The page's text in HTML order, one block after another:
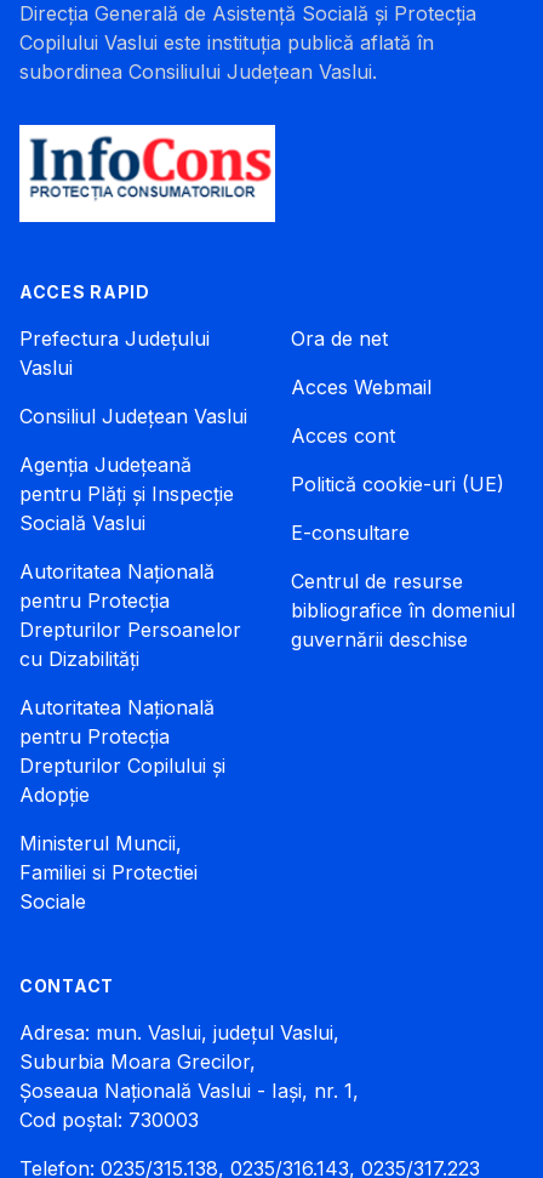
Direcția Generală de Asistență Socială și Protecția
Copilului Vaslui este instituția publică aflată în
subordinea Consiliului Județean Vaslui.
ACCES RAPID
Prefectura Județului
Vaslui
Consiliul Județean Vaslui
Agenția Județeană
pentru Plăți și Inspecție
Socială Vaslui
Autoritatea Națională
pentru Protecția
Drepturilor Persoanelor
cu Dizabilități
Autoritatea Națională
pentru Protecția
Drepturilor Copilului și
Adopție
Ministerul Muncii,
Familiei si Protectiei
Sociale
Ora de net
Acces Webmail
Acces cont
Politică cookie-uri (UE)
E-consultare
Centrul de resurse
bibliografice în domeniul
guvernării deschise
CONTACT
Adresa: mun. Vaslui, județul Vaslui,
Suburbia Moara Grecilor,
Șoseaua Națională Vaslui - Iași, nr. 1,
Cod poștal: 730003
Telefon: 0235/315.138, 0235/316.143, 0235/317.223